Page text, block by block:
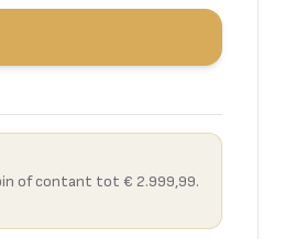
of contant tot € 2.999,99.